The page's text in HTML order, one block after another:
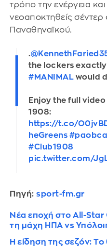
τρόπο την ενέργεια
νεοαποκτηθείς σέντερ
Παναθηναϊκού.
.
the lockers exactly
#MANIMAL would
Enjoy the full video
1908:
https://t.co/
heGreens
#Club1908
pic.twitter.com/
Πηγή: sport-fm.gr
Νέα εποχή στο All-Star
τη μάχη ΗΠΑ vs
Η είδηση της σεζόν: